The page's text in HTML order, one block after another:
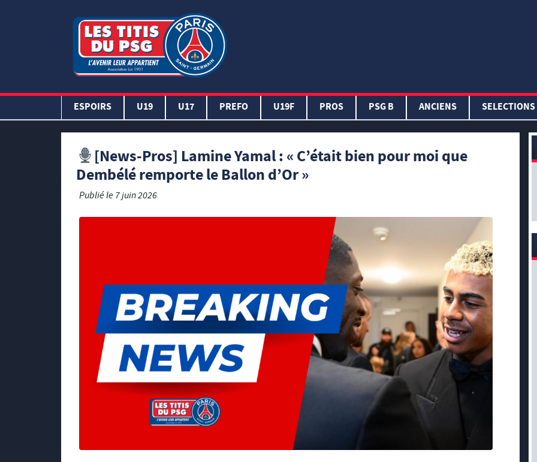
ESPOIRS U19 U17 PREFO U19F PROS PSG B ANCIENS SELECTIONS
[News-Pros] Lamine Yamal : « C’était bien pour moi que
Dembélé remporte le Ballon d’Or »
Publié le7 juin 2026